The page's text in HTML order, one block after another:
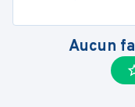
Aucun